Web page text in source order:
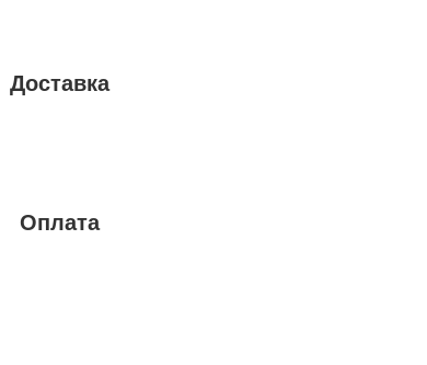
Доставка
Оплата